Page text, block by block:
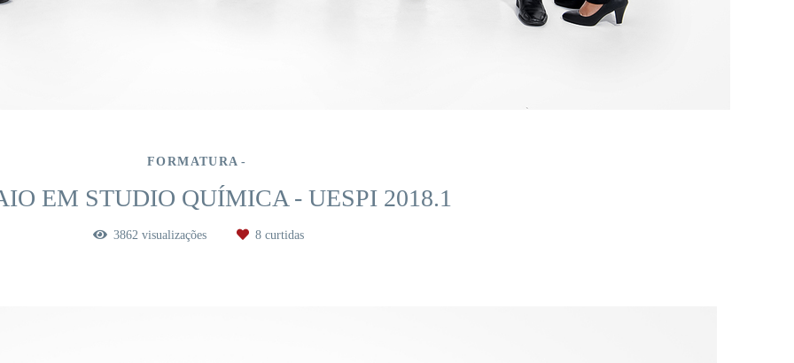
FORMATURA
EM STUDIO QUÍMICA - UESPI 2018.1
3862 visualizações 8 curtidas